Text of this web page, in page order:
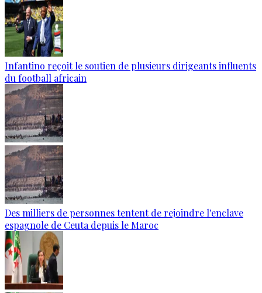
Infantino reçoit le soutien de plusieurs dirigeants influents
du football africain
Des milliers de personnes tentent de rejoindre l'enclave
espagnole de Ceuta depuis le Maroc